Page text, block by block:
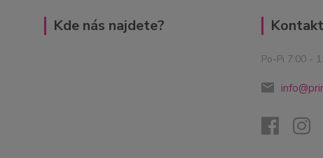
Kde nás najdete? Kontakt
Po-Pi 7:00 -